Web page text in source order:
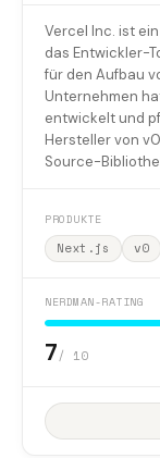
Vercel Inc. ist
das Entwickler-
für den Aufbau
Unternehmen
entwickelt und
Hersteller von
Source-
PRODUKTE
Next.js v0
NERDMAN-RATING
7/ 10